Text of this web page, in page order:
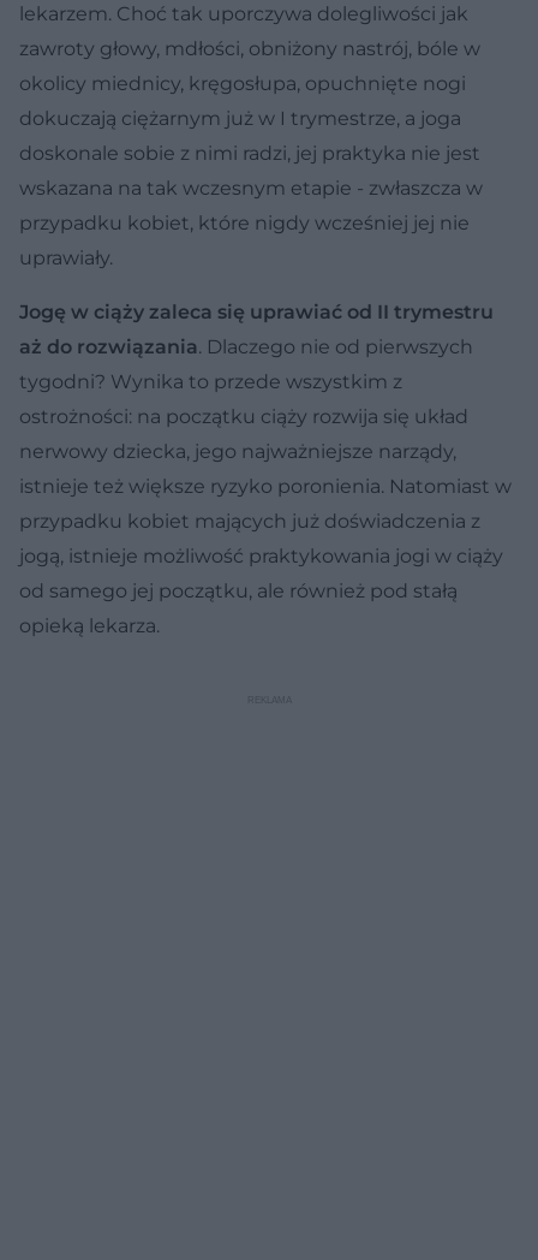
lekarzem. Choć tak uporczywa dolegliwości jak
zawroty głowy, mdłości, obniżony nastrój, bóle w
okolicy miednicy, kręgosłupa, opuchnięte nogi
dokuczają ciężarnym już w I trymestrze, a joga
doskonale sobie z nimi radzi, jej praktyka nie jest
wskazana na tak wczesnym etapie - zwłaszcza w
przypadku kobiet, które nigdy wcześniej jej nie
uprawiały.
Jogę w ciąży zaleca się uprawiać od II trymestru
aż do rozwiązania. Dlaczego nie od pierwszych
tygodni? Wynika to przede wszystkim z
ostrożności: na początku ciąży rozwija się układ
nerwowy dziecka, jego najważniejsze narządy,
istnieje też większe ryzyko poronienia. Natomiast w
przypadku kobiet mających już doświadczenia z
jogą, istnieje możliwość praktykowania jogi w ciąży
od samego jej początku, ale również pod stałą
opieką lekarza.